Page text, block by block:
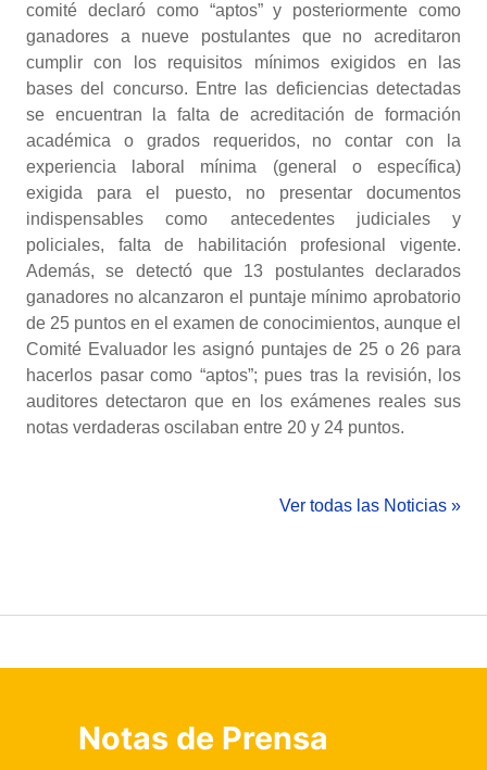
comité declaró como “aptos” y posteriormente como
ganadores a nueve postulantes que no acreditaron
cumplir con los requisitos mínimos exigidos en las
bases del concurso. Entre las deficiencias detectadas
se encuentran la falta de acreditación de formación
académica o grados requeridos, no contar con la
experiencia laboral mínima (general o específica)
exigida para el puesto, no presentar documentos
indispensables como antecedentes judiciales y
policiales, falta de habilitación profesional vigente.
Además, se detectó que 13 postulantes declarados
ganadores no alcanzaron el puntaje mínimo aprobatorio
de 25 puntos en el examen de conocimientos, aunque el
Comité Evaluador les asignó puntajes de 25 o 26 para
hacerlos pasar como “aptos”; pues tras la revisión, los
auditores detectaron que en los exámenes reales sus
notas verdaderas oscilaban entre 20 y 24 puntos.
Ver todas las Noticias »
Notas de Prensa